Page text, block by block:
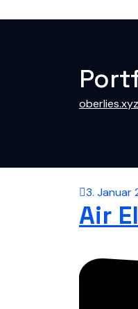
oberlies.xyz
3. Januar
Air